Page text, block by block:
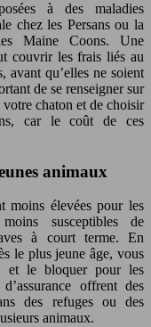
à des maladies
chez les Persans ou la
Maine Coons. Une
couvrir les frais liés au
avant qu’elles ne soient
de se renseigner sur
chaton et de choisir
car le coût de ces
animaux
moins élevées pour les
susceptibles de
à court terme. En
le plus jeune âge, vous
et le bloquer pour les
offrent des
des refuges ou des
animaux.